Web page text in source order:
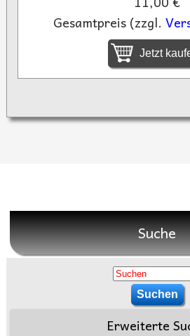
Gesamtpreis (zzgl.
Jetzt
Suche
Erweiterte